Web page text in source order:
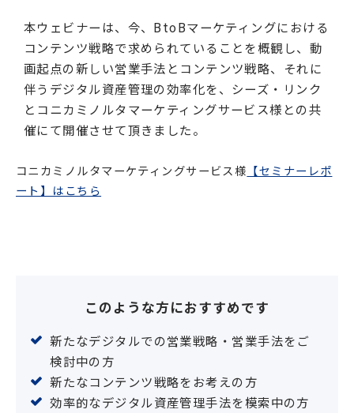
本ウェビナーは、今、BtoBマーケティングにおける
コンテンツ戦略で求められていることを概観し、動
画起点の新しい営業手法とコンテンツ戦略、それに
伴うデジタル資産管理の効率化を、シーズ・リンク
とコニカミノルタマーケティングサービス様との共
催にて開催させて頂きました。
コニカミノルタマーケティングサービス様 【セミナーレポ
ート】はこちら
このような方におすすめです
新たなデジタルでの営業戦略・営業手法をご
検討中の方
新たなコンテンツ戦略をお考えの方
効率的なデジタル資産管理手法を模索中の方